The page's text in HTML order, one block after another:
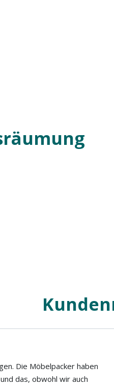
Die Möbelpacker haben
das, obwohl wir auch